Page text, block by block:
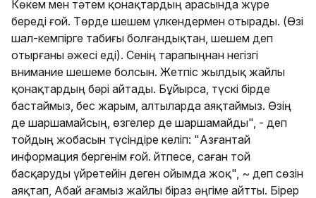
Көкем мен тәтем қонақтардың арасында жүре
береді ғой. Төрде шешем үлкендермен отырады. (Өзі
шал-кемпірге табиғы болғандықтан, шешем деп
отырғаны әжесі еді). Сенің тарапыңнан негізгі
внимание шешеме болсын. Жетпіс жылдық жайлы
қонақтардың бәрі айтады. Бұйырса, түскі бірде
бастаймыз, бес жарым, алтыларда аяқтаймыз. Өзің
де шаршамайсың, өзгелер де шаршамайды", - деп
тойдың жобасын түсіндіре келіп: "Азғантай
информация бергенім ғой. Әйтпесе, саған той
басқаруды үйретейін деген ойымда жоқ", ~ деп сөзін
аяқтап, Абай ағамыз жайлы біраз әңгіме айтты. Бірер